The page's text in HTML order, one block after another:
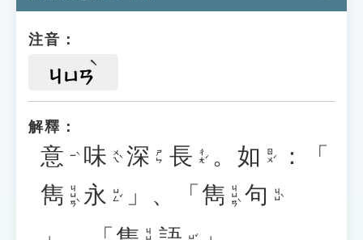
注音：
ㄐㄩㄢ
解釋：
意 ㄧˋ 味 ㄨㄟˋ 深 ㄕㄣ 長 ㄔㄤˊ 。 如 ㄖㄨˊ
：「
雋 ㄐㄩㄢˋ 永 ㄩㄥˇ 」、「 雋 ㄐㄩㄢˋ 句 ㄐㄩˋ
ㄩˇ